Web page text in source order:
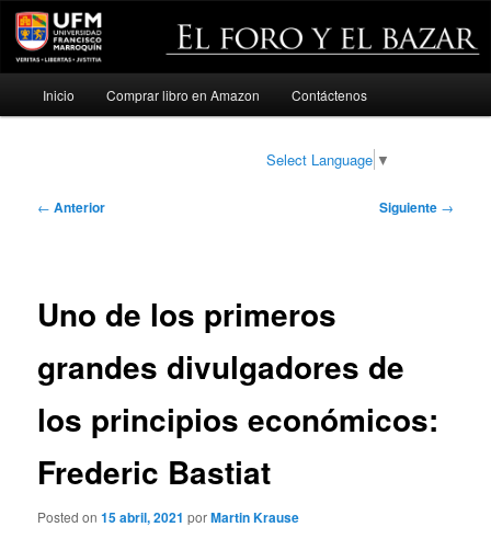
Ir
Inicio Comprar libro en Amazon Contáctenos
Select Language ▼
Navegación
← Anterior Siguiente →
Uno de los primeros
grandes divulgadores de
los principios económicos:
Frederic Bastiat
Posted on15 abril, 2021 porMartin Krause